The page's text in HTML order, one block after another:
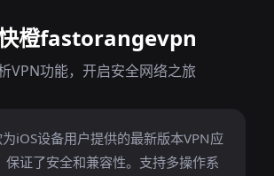
橙fastorangevpn
VPN功能，开启安全网络之旅
iOS设备用户提供的最新版本VPN应
保证了安全和兼容性。支持多操作系